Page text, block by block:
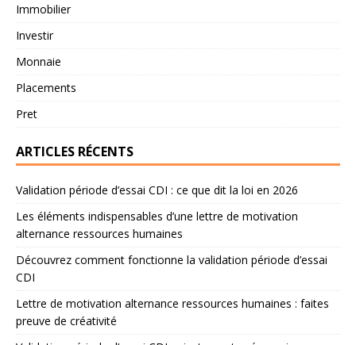
Immobilier
Investir
Monnaie
Placements
Pret
ARTICLES RÉCENTS
Validation période d’essai CDI : ce que dit la loi en 2026
Les éléments indispensables d’une lettre de motivation
alternance ressources humaines
Découvrez comment fonctionne la validation période d’essai
CDI
Lettre de motivation alternance ressources humaines : faites
preuve de créativité